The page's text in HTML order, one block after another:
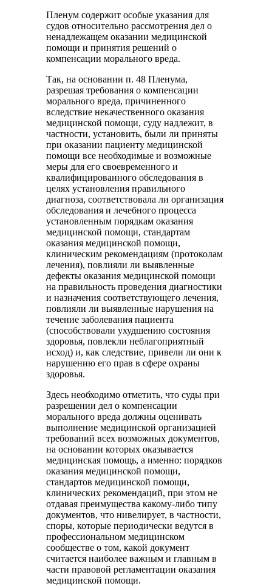
Пленум содержит особые указания для
судов относительно рассмотрения дел о
ненадлежащем оказании медицинской
помощи и принятия решений о
компенсации морального вреда.
Так, на основании п. 48 Пленума,
разрешая требования о компенсации
морального вреда, причиненного
вследствие некачественного оказания
медицинской помощи, суду надлежит, в
частности, установить, были ли приняты
при оказании пациенту медицинской
помощи все необходимые и возможные
меры для его своевременного и
квалифицированного обследования в
целях установления правильного
диагноза, соответствовала ли организация
обследования и лечебного процесса
установленным порядкам оказания
медицинской помощи, стандартам
оказания медицинской помощи,
клиническим рекомендациям (протоколам
лечения), повлияли ли выявленные
дефекты оказания медицинской помощи
на правильность проведения диагностики
и назначения соответствующего лечения,
повлияли ли выявленные нарушения на
течение заболевания пациента
(способствовали ухудшению состояния
здоровья, повлекли неблагоприятный
исход) и, как следствие, привели ли они к
нарушению его прав в сфере охраны
здоровья.
Здесь необходимо отметить, что суды при
разрешении дел о компенсации
морального вреда должны оценивать
выполнение медицинской организацией
требований всех возможных документов,
на основании которых оказывается
медицинская помощь, а именно: порядков
оказания медицинской помощи,
стандартов медицинской помощи,
клинических рекомендаций, при этом не
отдавая преимущества какому-либо типу
документов, что нивелирует, в частности,
споры, которые периодически ведутся в
профессиональном медицинском
сообществе о том, какой документ
считается наиболее важным и главным в
части правовой регламентации оказания
медицинской помощи.